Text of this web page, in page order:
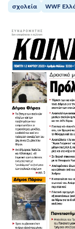
σχολεία
WWF